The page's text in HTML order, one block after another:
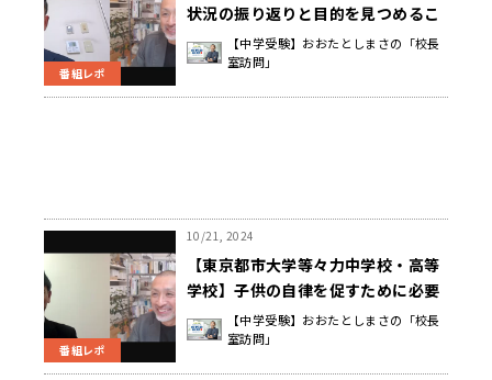
番組レポ
状況の振り返りと目的を見つめるこ
とで「学びの自立」を目指す 朴木
一史 校長先生
【中学受験】おおたとしまさの「校長
室訪問」
番組レポ
10/21, 2024
【東京都市大学等々力中学校・高等
学校】子供の自律を促すために必要
な「T.Q (Time Quest) 」と「成長
を待つ勇気」 草間 雅行 校長先生
【中学受験】おおたとしまさの「校長
室訪問」